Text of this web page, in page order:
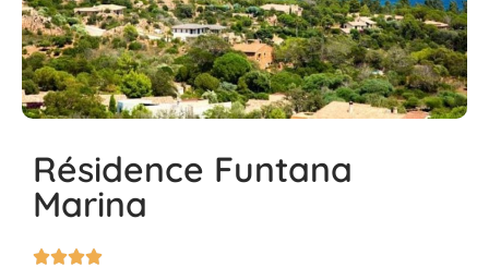
Résidence Funtana
Marina
